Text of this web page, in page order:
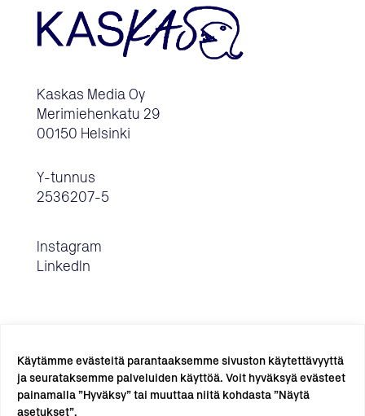
Käytämme evästeitä parantaaksemme sivuston käytettävyyttä
ja seurataksemme palveluiden käyttöä. Voit hyväksyä evästeet
painamalla ”Hyväksy” tai muuttaa niitä kohdasta ”Näytä
asetukset”.
Kaskas Media Oy
Merimiehenkatu 29
00150 Helsinki
Y-tunnus
2536207-5
Instagram
LinkedIn
TILAA UUTISKIRJE →